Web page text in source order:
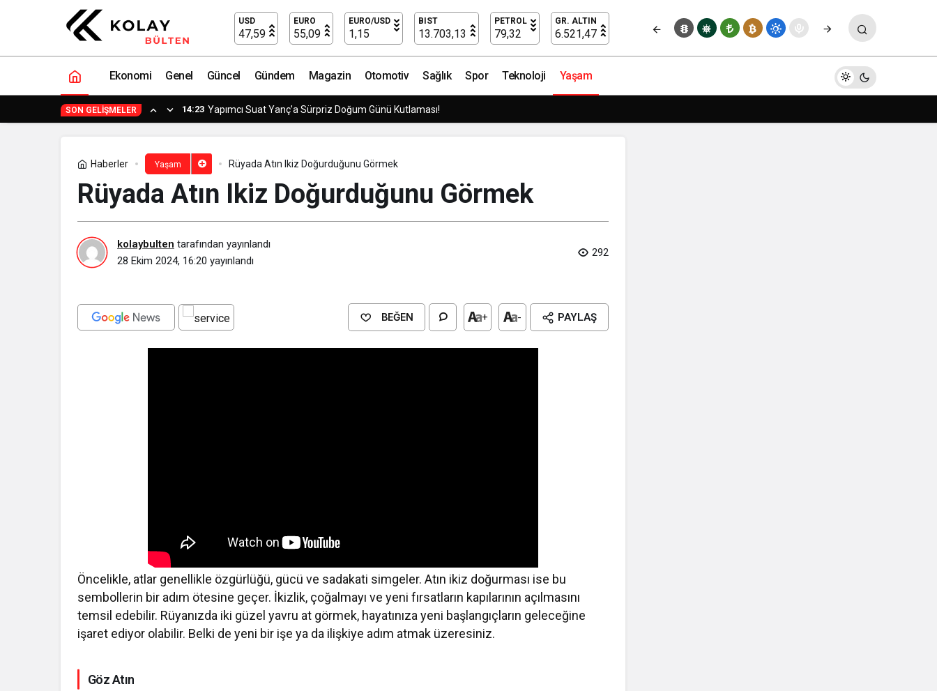
USD
47,59
EURO
55,09
EURO/USD
1,15
BIST
13.703,13
PETROL
79,32
GR. ALTIN
6.521,47
Ekonomi Genel Güncel Gündem Magazin Otomotiv Sağlık Spor Teknoloji Yaşam
SON GELIŞMELER 14:23 Yapımcı Suat Yanç’a Sürpriz Doğum Günü Kutlaması!
Haberler Yaşam Rüyada Atın Ikiz Doğurduğunu Görmek​
Rüyada Atın Ikiz Doğurduğunu Görmek​
kolaybulten tarafından yayınlandı
28 Ekim 2024, 16:20 yayınlandı
292
BEĞEN + - PAYLAŞ
Öncelikle, atlar genellikle özgürlüğü, gücü ve sadakati simgeler. Atın ikiz doğurması ise bu
sembollerin bir adım ötesine geçer. İkizlik, çoğalmayı ve yeni fırsatların kapılarının açılmasını
temsil edebilir. Rüyanızda iki güzel yavru at görmek, hayatınıza yeni başlangıçların geleceğine
işaret ediyor olabilir. Belki de yeni bir işe ya da ilişkiye adım atmak üzeresiniz.
Göz Atın
Rüyada Atın Dişlerini Görmek​ Yorum Yap Paylaş